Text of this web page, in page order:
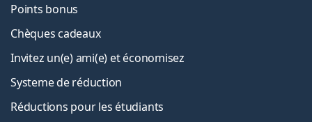
Points bonus
Chèques cadeaux
Invitez un(e) ami(e) et économisez
Systeme de réduction
Réductions pour les étudiants